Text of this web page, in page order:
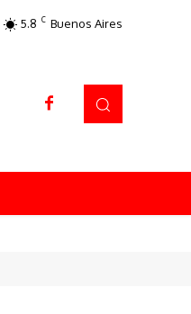
5.8 C Buenos Aires